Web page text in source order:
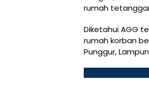
rumah
Diketahui AGG
rumah korban
Punggur,